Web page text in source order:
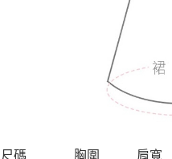
尺碼 胸圍 肩寬